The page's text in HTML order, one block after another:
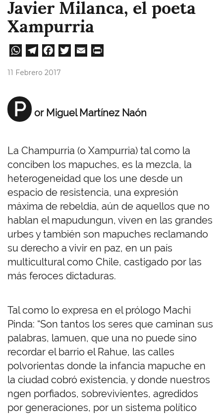
Javier Milanca, el poeta
Xampurria
W
A
pp
Te
m
Fa
11 Febrero 2017
P or Miguel Martínez Naón
La Champurria (o Xampurria) tal como la
conciben los mapuches, es la mezcla, la
heterogeneidad que los une desde un
espacio de resistencia, una expresión
máxima de rebeldía, aún de aquellos que no
hablan el mapudungun, viven en las grandes
urbes y también son mapuches reclamando
su derecho a vivir en paz, en un país
multicultural como Chile, castigado por las
más feroces dictaduras.
Tal como lo expresa en el prólogo Machi
Pinda: “Son tantos los seres que caminan sus
palabras, lamuen, que una no puede sino
recordar el barrio el Rahue, las calles
polvorientas donde la infancia mapuche en
la ciudad cobró existencia, y donde nuestros
ngen porfiados, sobrevivientes, agredidos
por generaciones, por un sistema político